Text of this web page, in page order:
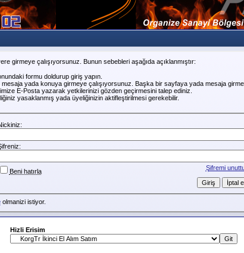
girmeye çalışıyorsunuz. Bunun sebebleri aşağıda açıklanmıştır:
formu doldurup giriş yapın.
mesaja yada konuya girmeye çalışıyorsunuz. Başka bir sayfaya yada mesaja
E-Posta yazarak yetkilerinizi gözden geçirmesini talep ediniz.
yasaklanmış yada üyeliğinizin aktifleştirilmesi gerekebilir.
Şifremi
Beni hatırla
olmanizi istiyor.
Hizli Erisim